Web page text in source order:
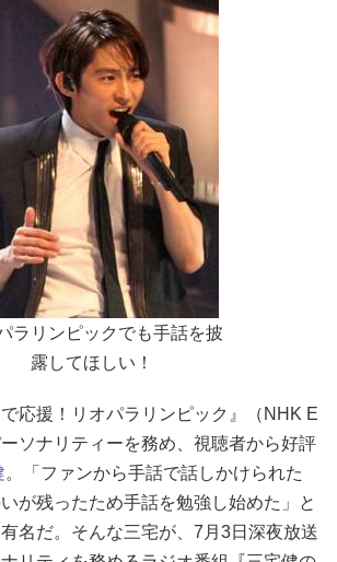
ラリンピックでも手話を披
露してほしい！
応援！リオパラリンピック』（NHK E
ソナリティーを務め、視聴者から好評
。「ファンから手話で話しかけられた
が残ったため手話を勉強し始めた」と
名だ。そんな三宅が、7月3日深夜放送